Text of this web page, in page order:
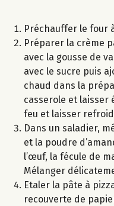
Préchauffer le four
Préparer la crème
avec la gousse de
avec le sucre puis
chaud dans la
casserole et laisser
feu et laisser
Dans un saladier,
et la poudre
l’œuf, la fécule de
Mélanger
Etaler la pâte à
recouverte de